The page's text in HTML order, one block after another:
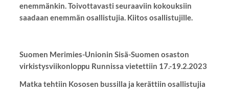
enemmänkin. Toivottavasti seuraaviin kokouksiin
saadaan enemmän osallistujia. Kiitos osallistujille.
Suomen Merimies-Unionin Sisä-Suomen osaston
virkistysviikonloppu Runnissa vietettiin 17.-19.2.2023
Matka tehtiin Kososen bussilla ja kerättiin osallistujia